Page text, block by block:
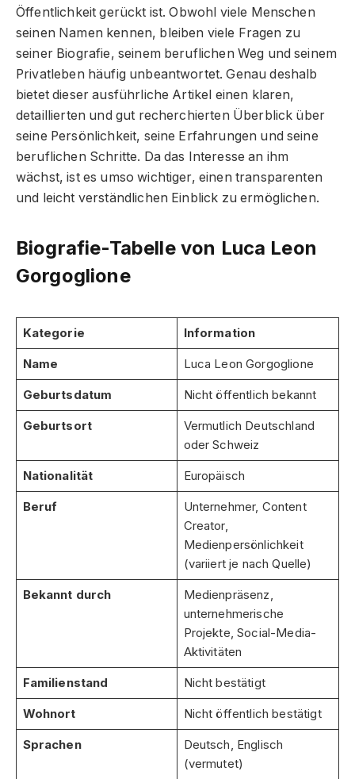
Öffentlichkeit gerückt ist. Obwohl viele Menschen
seinen Namen kennen, bleiben viele Fragen zu
seiner Biografie, seinem beruflichen Weg und seinem
Privatleben häufig unbeantwortet. Genau deshalb
bietet dieser ausführliche Artikel einen klaren,
detaillierten und gut recherchierten Überblick über
seine Persönlichkeit, seine Erfahrungen und seine
beruflichen Schritte. Da das Interesse an ihm
wächst, ist es umso wichtiger, einen transparenten
und leicht verständlichen Einblick zu ermöglichen.
Biografie-Tabelle von Luca Leon
Gorgoglione
Kategorie Information
Name Luca Leon Gorgoglione
Geburtsdatum Nicht öffentlich bekannt
Geburtsort
Vermutlich Deutschland
oder Schweiz
Nationalität Europäisch
Beruf
Unternehmer, Content
Creator,
Medienpersönlichkeit
(variiert je nach Quelle)
Bekannt durch
Medienpräsenz,
unternehmerische
Projekte, Social-Media-
Aktivitäten
Familienstand Nicht bestätigt
Wohnort Nicht öffentlich bestätigt
Sprachen
Deutsch, Englisch
(vermutet)